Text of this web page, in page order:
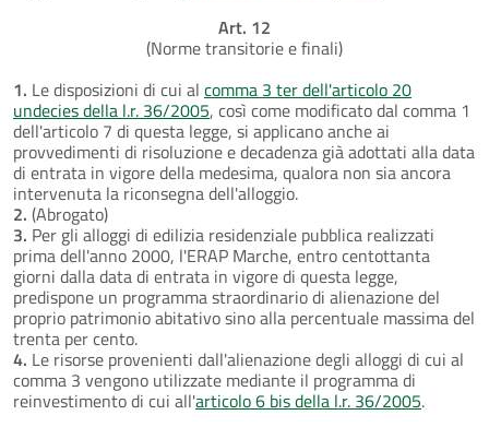
Art. 12
(Norme transitorie e finali)
1. Le disposizioni di cui al comma 3 ter dell'articolo 20
undecies della l.r. 36/2005, così come modificato dal comma 1
dell'articolo 7 di questa legge, si applicano anche ai
provvedimenti di risoluzione e decadenza già adottati alla data
di entrata in vigore della medesima, qualora non sia ancora
intervenuta la riconsegna dell'alloggio.
2. (Abrogato)
3. Per gli alloggi di edilizia residenziale pubblica realizzati
prima dell'anno 2000, l'ERAP Marche, entro centottanta
giorni dalla data di entrata in vigore di questa legge,
predispone un programma straordinario di alienazione del
proprio patrimonio abitativo sino alla percentuale massima del
trenta per cento.
4. Le risorse provenienti dall'alienazione degli alloggi di cui al
comma 3 vengono utilizzate mediante il programma di
reinvestimento di cui all'articolo 6 bis della l.r. 36/2005.